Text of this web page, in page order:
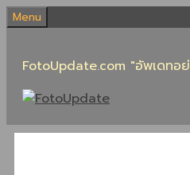
Skip
Menu
FotoUpdate.com "อัพเดทอ